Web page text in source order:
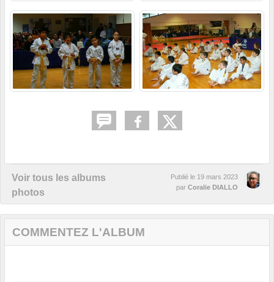
Voir tous les albums
photos
Publié le 19 mars 2023
par Coralie DIALLO
COMMENTEZ L'ALBUM